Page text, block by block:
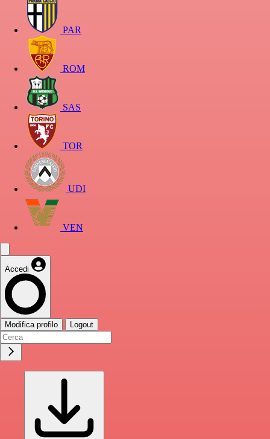
PAR
ROM
SAS
TOR
UDI
VEN
Accedi
Modifica profilo Logout